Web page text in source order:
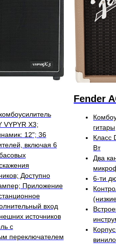
VYPYR X3;
12"; 36
включая 6
Доступно
Приложение
вход
источников
с
переключателем
Fender
гитары
Класс
Вт
Два
6-ти